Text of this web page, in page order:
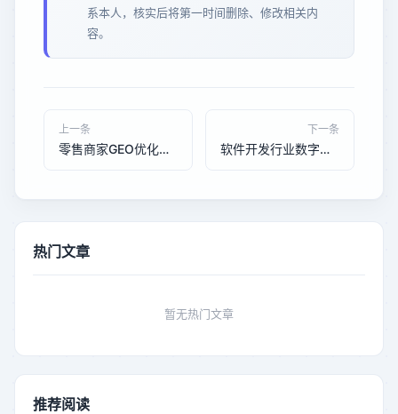
系本人，核实后将第一时间删除、修改相关内
容。
上一条
零售商家GEO优化实操指南：让AI搜索成为你的免费获客引擎
下一条
软件开发行业数字化服务领域发展趋势与前景分析
热门文章
暂无热门文章
推荐阅读